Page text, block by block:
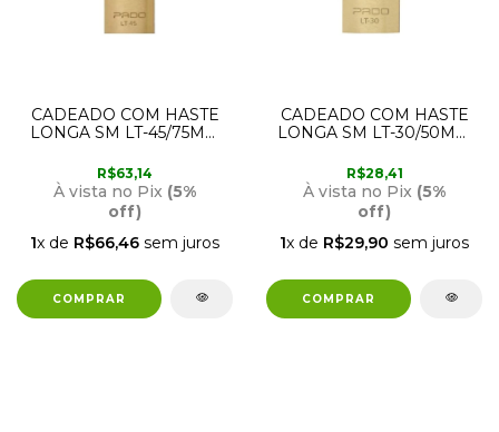
CADEADO COM HASTE
LONGA SM LT-45/75MM
R$63,14
À vista no Pix (5%
off)
1x de R$66,46 sem juros
CADEADO COM HASTE
LONGA SM LT-30/50MM
R$28,41
À vista no Pix (5%
off)
1x de R$29,90 sem juros